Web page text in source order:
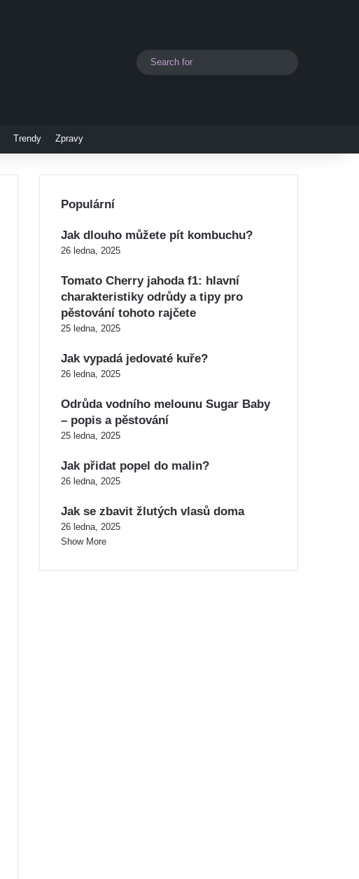
Switch skin
Trendy Zpravy
Populární
Jak dlouho můžete pít kombuchu?
26 ledna, 2025
Tomato Cherry jahoda f1: hlavní
charakteristiky odrůdy a tipy pro
pěstování tohoto rajčete
25 ledna, 2025
Jak vypadá jedovaté kuře?
26 ledna, 2025
Odrůda vodního melounu Sugar Baby
– popis a pěstování
25 ledna, 2025
Jak přidat popel do malin?
26 ledna, 2025
Jak se zbavit žlutých vlasů doma
26 ledna, 2025
Show More